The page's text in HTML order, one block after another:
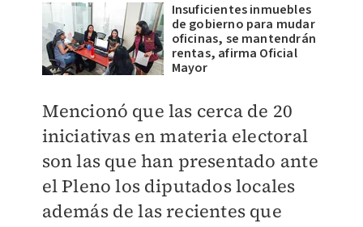
Insuficientes inmuebles
de gobierno para mudar
oficinas, se mantendrán
rentas, afirma Oficial
Mayor
Mencionó que las cerca de 20
iniciativas en materia electoral
son las que han presentado ante
el Pleno los diputados locales
además de las recientes que